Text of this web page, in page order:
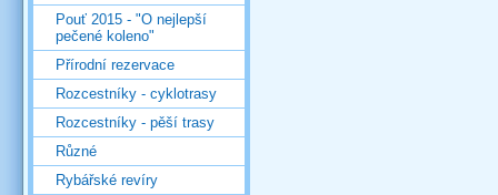
Pouť 2015 - "O nejlepší
pečené koleno"
Přírodní rezervace
Rozcestníky - cyklotrasy
Rozcestníky - pěší trasy
Různé
Rybářské revíry